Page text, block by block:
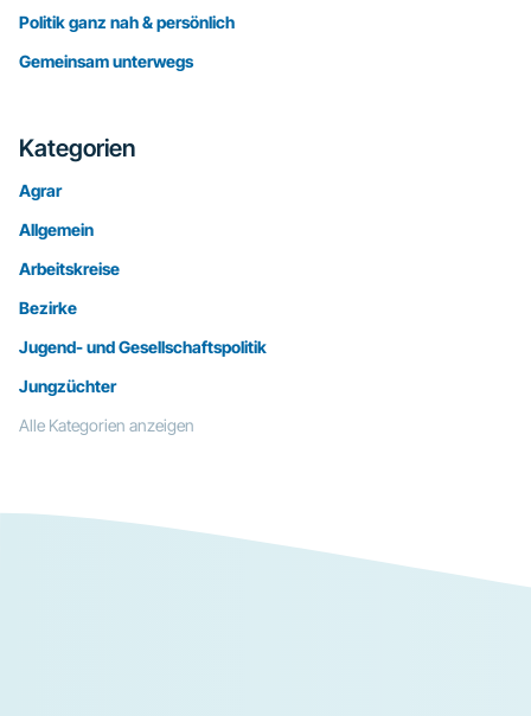
Politik ganz nah & persönlich
Gemeinsam unterwegs
Kategorien
Agrar
Allgemein
Arbeitskreise
Bezirke
Jugend- und Gesellschaftspolitik
Jungzüchter
Alle Kategorien anzeigen